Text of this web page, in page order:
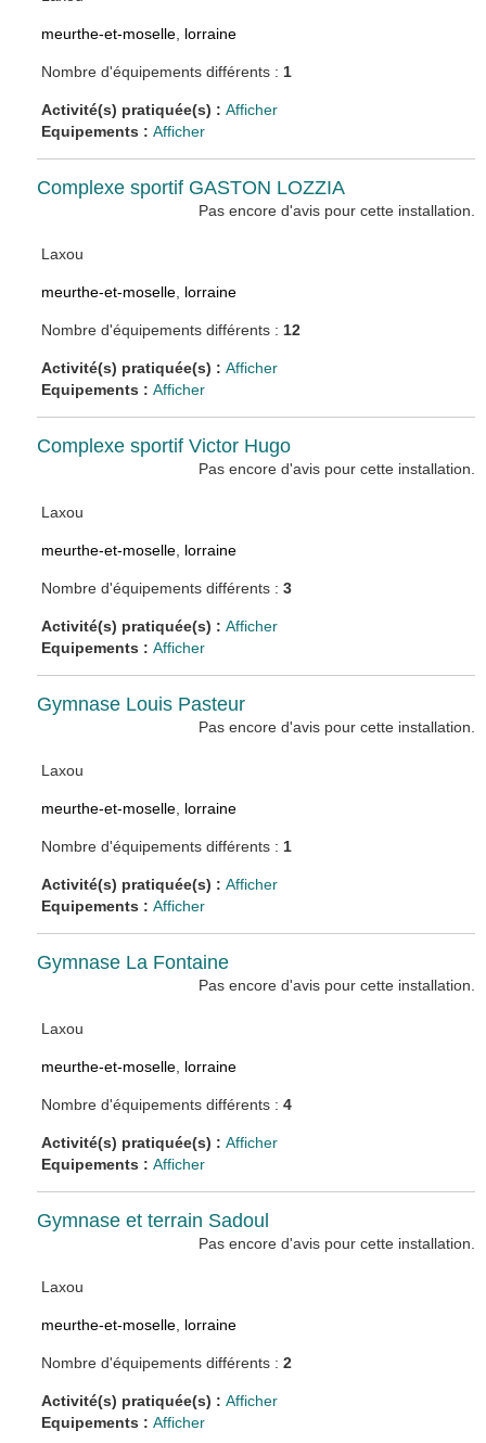
meurthe-et-moselle lorraine
Nombre d'équipements différents : 1
Activité(s) pratiquée(s) :Afficher
Equipements :Afficher
Complexe sportif GASTON LOZZIA
Pas encore d'avis pour cette installation.
Laxou
meurthe-et-moselle lorraine
Nombre d'équipements différents : 12
Activité(s) pratiquée(s) :Afficher
Equipements :Afficher
Complexe sportif Victor Hugo
Pas encore d'avis pour cette installation.
Laxou
meurthe-et-moselle lorraine
Nombre d'équipements différents :3
Activité(s) pratiquée(s) :Afficher
Equipements :Afficher
Gymnase Louis Pasteur
Pas encore d'avis pour cette installation.
Laxou
meurthe-et-moselle lorraine
Nombre d'équipements différents : 1
Activité(s) pratiquée(s) :Afficher
Equipements :Afficher
Gymnase La Fontaine
Pas encore d'avis pour cette installation.
Laxou
meurthe-et-moselle lorraine
Nombre d'équipements différents :4
Activité(s) pratiquée(s) :Afficher
Equipements :Afficher
Gymnase et terrain Sadoul
Pas encore d'avis pour cette installation.
Laxou
meurthe-et-moselle lorraine
Nombre d'équipements différents :2
Activité(s) pratiquée(s) :Afficher
Equipements :Afficher